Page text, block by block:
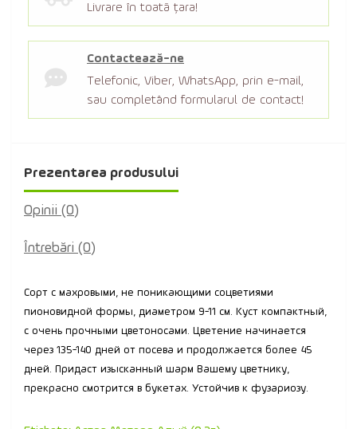
Livrare în toată țara!
Contactează-ne
Telefonic, Viber, WhatsApp, prin e-mail,
sau completând formularul de contact!
Prezentarea produsului
Opinii (0)
Întrebări (0)
Сорт с махровыми, не поникающими соцветиями
пионовидной формы, диаметром 9-11 см. Куст компактный,
с очень прочными цветоносами. Цветение начинается
через 135-140 дней от посева и продолжается более 45
дней. Придаст изысканный шарм Вашему цветнику,
прекрасно смотрится в букетах. Устойчив к фузариозу.